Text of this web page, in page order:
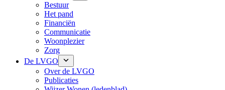
Bestuur
Het pand
Financiën
Communicatie
Woonplezier
Zorg
De LVGO
Over de LVGO
Publicaties